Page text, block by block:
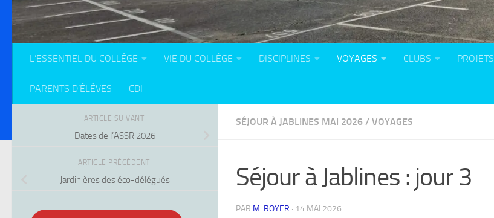
L’ESSENTIEL DU COLLÈGE VIE DU COLLÈGE DISCIPLINES VOYAGES CLUBS PROJETS
PARENTS D’ÉLÈVES CDI
SÉJOUR À JABLINES MAI 2026 / VOYAGES
Séjour à Jablines : jour 3
PAR M. ROYER · 14 MAI 2026
ARTICLE SUIVANT
Dates de l’ASSR 2026
ARTICLE PRÉCÉDENT
Jardinières des éco-délégués